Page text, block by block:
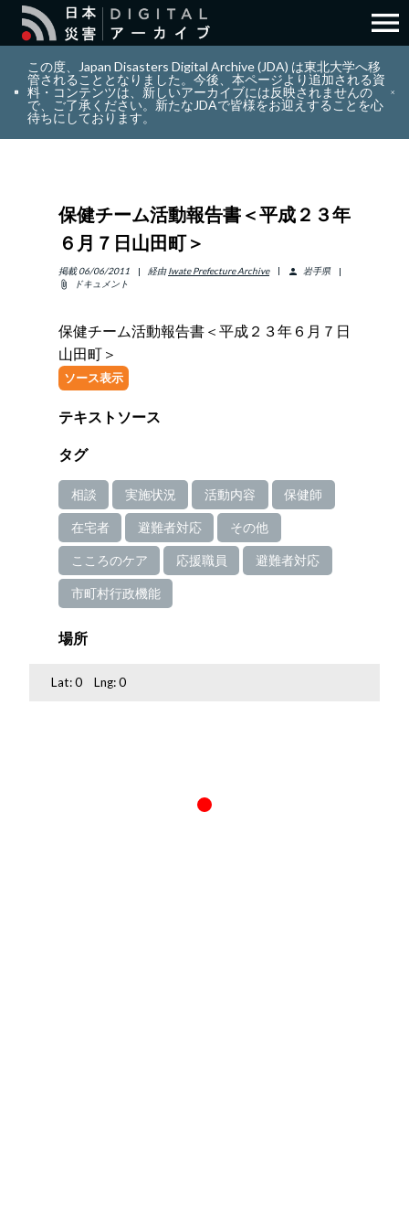
search 検索
layers コレクション
info_outline リソース
アバウト
ENGLISH 日本語
menu
この度、Japan Disasters Digital Archive (JDA) は東北大学へ移
管されることとなりました。今後、本ページより追加される資
料・コンテンツは、新しいアーカイブには反映されませんの
で、ご了承ください。新たなJDAで皆様をお迎えすることを心
待ちにしております。
保健チーム活動報告書＜平成２３年
６月７日山田町＞
掲載 06/06/2011 経由 Iwate Prefecture Archive person
岩手県
attach_file
ドキュメント
保健チーム活動報告書＜平成２３年６月７日
山田町＞
ソース表示
テキストソース
タグ
相談 実施状況 活動内容 保健師
在宅者 避難者対応 その他
こころのケア 応援職員 避難者対応
市町村行政機能
場所
Lat:0 Lng:0